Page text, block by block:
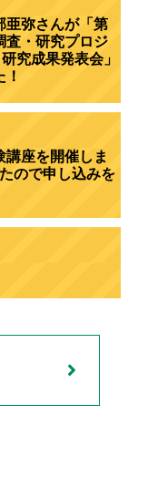
亜弥さんが「第
査・研究プロジ
究成果発表会」
座を開催しま
ので申し込みを